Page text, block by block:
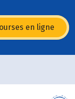
en ligne
une nouvelle